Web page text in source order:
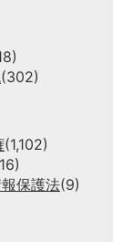
(302)
(1,102)
保護法(9)